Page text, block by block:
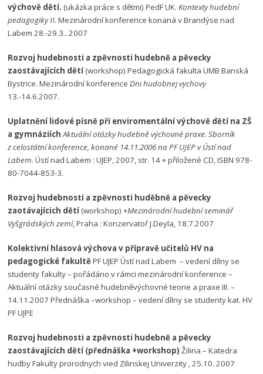
výchově dětí. (ukázka práce s dětmi) PedF UK. Kontexty hudební
pedagogiky II. Mezinárodní konference konaná v Brandýse nad
Labem 28.-29.3.. 2007
Rozvoj hudebnosti a zpěvnosti hudebně a pěvecky
zaostávajících dětí(workshop) Pedagogická fakulta UMB Banská
Bystrice. Mezinárodní konference Dni hudobnej vychovy
13.-14.6.2007.
Uplatnění lidové písně při enviromentální výchově dětí na ZŠ
a gymnáziích Aktuální otázky hudebně výchovné praxe. Sborník
z celostátní konference, konané 14.11.2006 na PF UJEP v Ústí nad
Labem. Ústí nad Labem : UJEP, 2007, str. 14 + přiložené CD, ISBN 978-
80-7044-853-3.
Rozvoj hudebnosti a zpěvnosti huděbně a pěvecky
zaotávajícich dětí(workshop) +Mezinárodní hudební seminář
Vyšgrádských zemí, Praha : Konzervatoř J.Deyla, 18.7.2007
Kolektivní hlasová výchova v přípravě učitelů HV na
pedagogické fakultěPF UJEP Ústí nad Labem – vedení dílny se
studenty fakulty – pořádáno v rámci mezinárodní konference –
Aktuální otázky současné hudebněvýchovné teorie a praxe III. –
14.11.2007 Přednáška –workshop – vedení dílny se studenty kat. HV
PF UJPE
Rozvoj hudebnosti a zpěvnosti hudebně a pěvecky
zaostávajících dětí (přednáška +workshop) Žilina – Katedra
hudby Fakulty prorodnych vied Zilinskej Univerzity , 25.10. 2007